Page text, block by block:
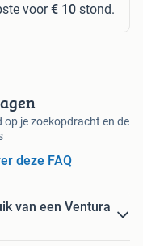
voor€ 10 stond.
je zoekopdracht en de
deze FAQ
van een Ventura